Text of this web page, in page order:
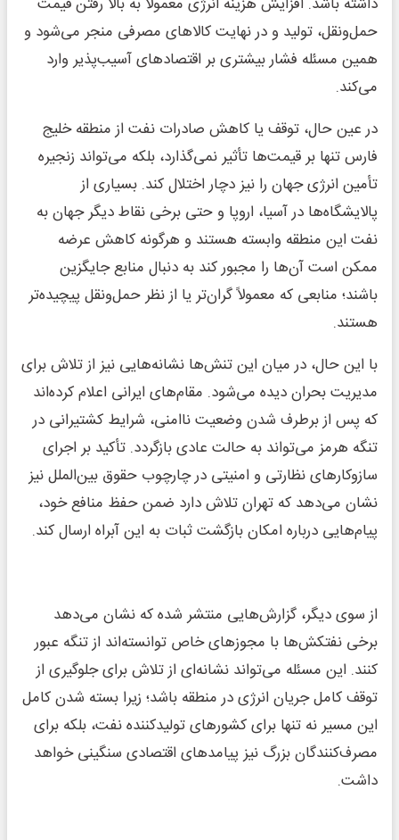
حمل‌ونقل، تولید و در نهایت کالاهای مصرفی منجر می‌شود و
همین مسئله فشار بیشتری بر اقتصادهای آسیب‌پذیر وارد
می‌کند.
در عین حال، توقف یا کاهش صادرات نفت از منطقه خلیج
فارس تنها بر قیمت‌ها تأثیر نمی‌گذارد، بلکه می‌تواند زنجیره
تأمین انرژی جهان را نیز دچار اختلال کند. بسیاری از
پالایشگاه‌ها در آسیا، اروپا و حتی برخی نقاط دیگر جهان به
نفت این منطقه وابسته هستند و هرگونه کاهش عرضه
ممکن است آن‌ها را مجبور کند به دنبال منابع جایگزین
باشند؛ منابعی که معمولاً گران‌تر یا از نظر حمل‌ونقل پیچیده‌تر
هستند.
با این حال، در میان این تنش‌ها نشانه‌هایی نیز از تلاش برای
مدیریت بحران دیده می‌شود. مقام‌های ایرانی اعلام کرده‌اند
که پس از برطرف شدن وضعیت ناامنی، شرایط کشتیرانی در
تنگه هرمز می‌تواند به حالت عادی بازگردد. تأکید بر اجرای
سازوکارهای نظارتی و امنیتی در چارچوب حقوق بین‌الملل نیز
نشان می‌دهد که تهران تلاش دارد ضمن حفظ منافع خود،
پیام‌هایی درباره امکان بازگشت ثبات به این آبراه ارسال کند.
از سوی دیگر، گزارش‌هایی منتشر شده که نشان می‌دهد
برخی نفتکش‌ها با مجوزهای خاص توانسته‌اند از تنگه عبور
کنند. این مسئله می‌تواند نشانه‌ای از تلاش برای جلوگیری از
توقف کامل جریان انرژی در منطقه باشد؛ زیرا بسته شدن کامل
این مسیر نه تنها برای کشورهای تولیدکننده نفت، بلکه برای
مصرف‌کنندگان بزرگ نیز پیامدهای اقتصادی سنگینی خواهد
داشت.